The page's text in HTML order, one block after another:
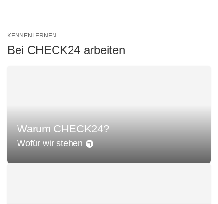
KENNENLERNEN
Bei CHECK24 arbeiten
Warum CHECK24?
Wofür wir stehen